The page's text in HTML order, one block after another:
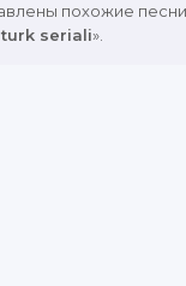
похожие
seriali».